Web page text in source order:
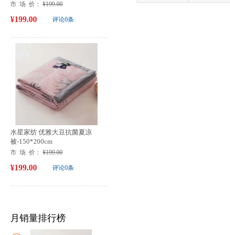
市 场 价： ¥199.00
评论0条
¥199.00
水星家纺 优雅大豆抗菌夏凉
被-150*200cm
市 场 价： ¥199.00
评论0条
¥199.00
月销量排行榜